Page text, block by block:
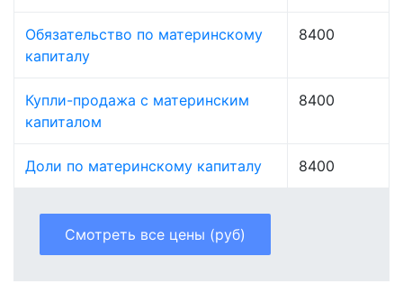
Обязательство по материнскому
капиталу
8400
Купли-продажа с материнским
капиталом
8400
Доли по материнскому капиталу 8400
Смотреть все цены (руб)